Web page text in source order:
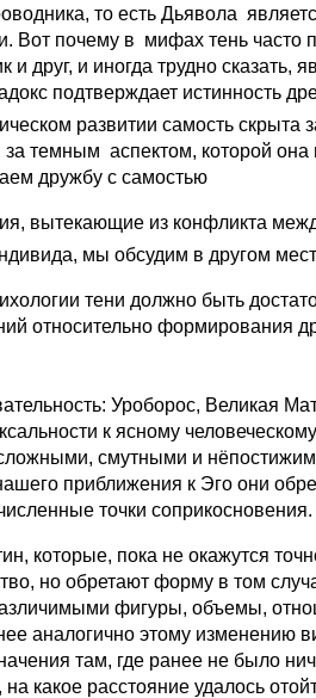
то есть Дьявола
Вот почему в мифах тень часто
и друг, и иногда трудно сказать,
подтверждает истинность
развитии самость скрыта
темным аспектом, которой она
дружбу с самостью
вытекающие из конфликта
мы обсудим в другом
тени должно быть
относительно формирования
Уроборос, Великая
к ясному
смутными и
приближения к Эго они
точки соприкосновения.
которые, пока не окажутся
но обретают форму в том
фигуры, объемы,
аналогично этому изменению
там, где ранее не было
какое расстояние удалось